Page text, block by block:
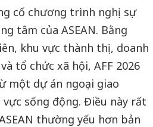
cố chương trình nghị sự
tâm của ASEAN. Bằng
khu vực thành thị, doanh
tổ chức xã hội, AFF 2026
một dự án ngoại giao
sống động. Điều này rất
thường yếu hơn bản